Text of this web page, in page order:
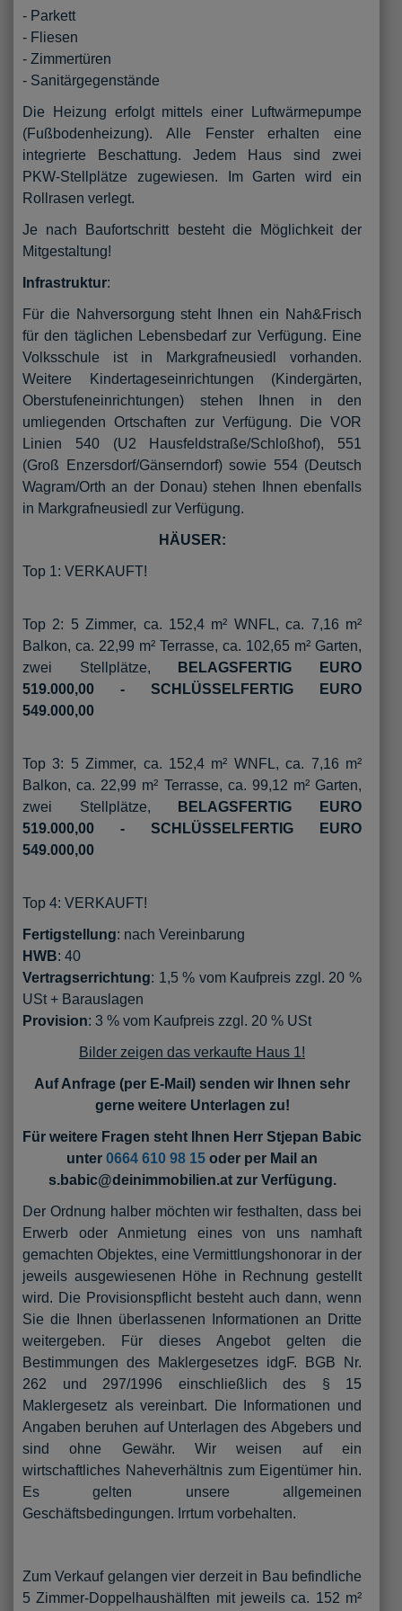
- Parkett
- Fliesen
- Zimmertüren
- Sanitärgegenstände
Die Heizung erfolgt mittels einer Luftwärmepumpe
(Fußbodenheizung). Alle Fenster erhalten eine
integrierte Beschattung. Jedem Haus sind zwei
PKW-Stellplätze zugewiesen. Im Garten wird ein
Rollrasen verlegt.
Je nach Baufortschritt besteht die Möglichkeit der
Mitgestaltung!
Infrastruktur:
Für die Nahversorgung steht Ihnen ein Nah&Frisch
für den täglichen Lebensbedarf zur Verfügung. Eine
Volksschule ist in Markgrafneusiedl vorhanden.
Weitere Kindertageseinrichtungen (Kindergärten,
Oberstufeneinrichtungen) stehen Ihnen in den
umliegenden Ortschaften zur Verfügung. Die VOR
Linien 540 (U2 Hausfeldstraße/Schloßhof), 551
(Groß Enzersdorf/Gänserndorf) sowie 554 (Deutsch
Wagram/Orth an der Donau) stehen Ihnen ebenfalls
in Markgrafneusiedl zur Verfügung.
HÄUSER:
Top 1: VERKAUFT!
Top 2: 5 Zimmer, ca. 152,4 m² WNFL, ca. 7,16 m²
Balkon, ca. 22,99 m² Terrasse, ca. 102,65 m² Garten,
zwei Stellplätze, BELAGSFERTIG EURO
519.000,00 - SCHLÜSSELFERTIG EURO
549.000,00
Top 3: 5 Zimmer, ca. 152,4 m² WNFL, ca. 7,16 m²
Balkon, ca. 22,99 m² Terrasse, ca. 99,12 m² Garten,
zwei Stellplätze,
BELAGSFERTIG EURO
519.000,00 - SCHLÜSSELFERTIG EURO
549.000,00
Top 4: VERKAUFT!
Fertigstellung: nach Vereinbarung
HWB: 40
Vertragserrichtung: 1,5 % vom Kaufpreis zzgl. 20 %
USt + Barauslagen
Provision: 3 % vom Kaufpreis zzgl. 20 % USt
Bilder zeigen das verkaufte Haus 1!
Auf Anfrage (per E-Mail) senden wir Ihnen sehr
gerne weitere Unterlagen zu!
Für weitere Fragen steht Ihnen Herr Stjepan Babic
unter 0664 610 98 15 oder per Mail an
s.babic@deinimmobilien.at zur Verfügung.
Der Ordnung halber möchten wir festhalten, dass bei
Erwerb oder Anmietung eines von uns namhaft
gemachten Objektes, eine Vermittlungshonorar in der
jeweils ausgewiesenen Höhe in Rechnung gestellt
wird. Die Provisionspflicht besteht auch dann, wenn
Sie die Ihnen überlassenen Informationen an Dritte
weitergeben. Für dieses Angebot gelten die
Bestimmungen des Maklergesetzes idgF. BGB Nr.
262 und 297/1996 einschließlich des § 15
Maklergesetz als vereinbart. Die Informationen und
Angaben beruhen auf Unterlagen des Abgebers und
sind ohne Gewähr. Wir weisen auf ein
wirtschaftliches Naheverhältnis zum Eigentümer hin.
Es gelten unsere allgemeinen
Geschäftsbedingungen. Irrtum vorbehalten.
Zum Verkauf gelangen vier derzeit in Bau befindliche
5 Zimmer-Doppelhaushälften mit jeweils ca. 152 m²